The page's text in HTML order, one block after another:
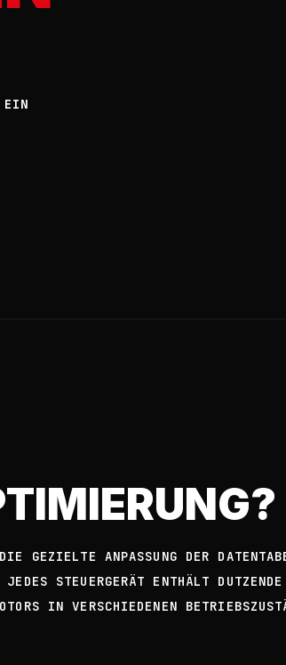
EIN
GEZIELTE ANPASSUNG DER
STEUERGERÄT ENTHÄLT DUTZENDE
IN VERSCHIEDENEN